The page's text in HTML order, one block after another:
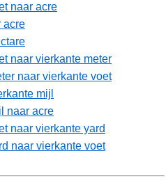
naar acre
acre
naar vierkante meter
naar vierkante voet
mijl
naar acre
naar vierkante yard
naar vierkante voet